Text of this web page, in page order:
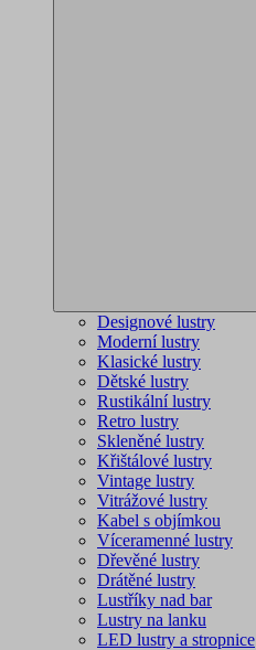
Designové lustry
Moderní lustry
Klasické lustry
Dětské lustry
Rustikální lustry
Retro lustry
Skleněné lustry
Křištálové lustry
Vintage lustry
Vitrážové lustry
Kabel s objímkou
Víceramenné lustry
Dřevěné lustry
Drátěné lustry
Lustříky nad bar
Lustry na lanku
LED lustry a stropnice